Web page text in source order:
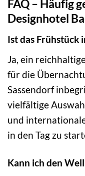
FAQ – Häufig
Designhotel
Ist das Frühstück
Ja, ein
für die
Sassendorf
vielfältige
und
in den Tag zu
Kann ich den